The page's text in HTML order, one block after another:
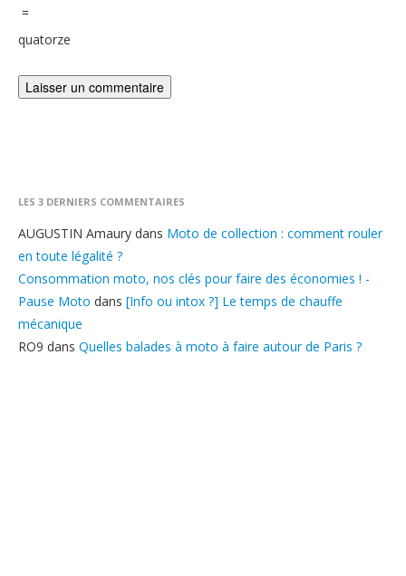
=
quatorze
LES 3 DERNIERS COMMENTAIRES
AUGUSTIN Amaury dans Moto de collection : comment rouler
en toute légalité ?
Consommation moto, nos clés pour faire des économies ! -
Pause Moto dans [Info ou intox ?] Le temps de chauffe
mécanique
RO9 dans Quelles balades à moto à faire autour de Paris ?